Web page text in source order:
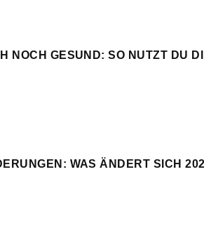
NOCH GESUND: SO NUTZT DU
WAS ÄNDERT SICH